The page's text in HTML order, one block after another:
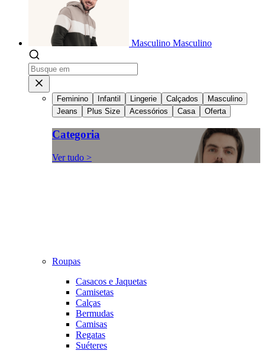
Masculino Masculino
Feminino Infantil Lingerie Calçados
Masculino
Jeans
Plus Size Acessórios Casa Oferta
Categoria
Ver tudo >
Roupas
Casacos e Jaquetas
Camisetas
Calças
Bermudas
Camisas
Regatas
Suéteres